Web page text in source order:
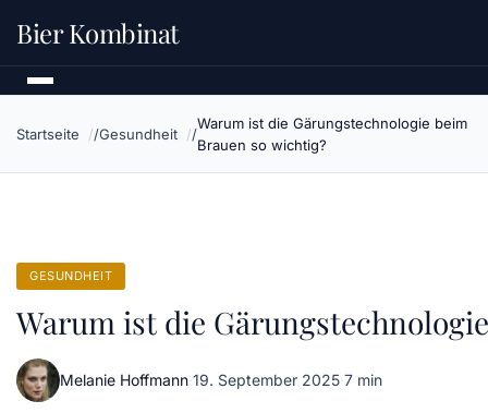
Bier Kombinat
Startseite Gesundheit
Warum ist die Gärungstechnologie beim
Brauen so wichtig?
GESUNDHEIT
Warum ist die
Melanie Hoffmann·19. September 2025·7 min